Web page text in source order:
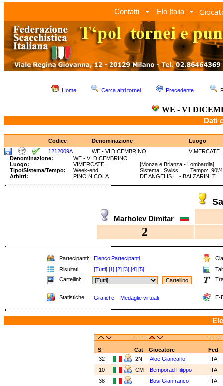
Contatti Elo Italia
Home Cerca altri tornei Precedente
WE - VI
Dati
Codice Denominazione
Luogo
1212009A
WE - VI DICEMBRINO
VIMERCATE
Denominazione:
WE - VI DICEMBRINO
Luogo:
VIMERCATE
[Monza e Brianza - Lombardia]
Tipo/Sistema/Tempo:
Week-end
Sistema: Swiss Tempo: 90'/40
Arbitri:
PINO NICOLA DE ANGELIS L. - BALZARINI T.
Marholev Dimitar
2
Partecipanti: Elenco Partecipanti
Risultati:
[Tutti] [1] [2] [3] [4] [5]
Cartellini:
Statistiche: Grafiche Medaglie virtuali E-
S Cat Giocatore Fed
32
2N Aloe Giancarlo
ITA
10
CM Bemporad Filippo
ITA
38
Bosi Gianfranco
ITA